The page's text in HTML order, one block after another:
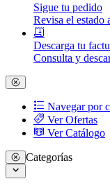
Sigue tu pedido
Revisa el estado
Descarga tu
Consulta y
Navegar por
Ver Ofertas
Ver Catálogo
Categorías